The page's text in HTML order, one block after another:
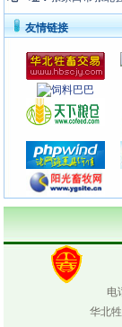
【视频 教学】：坝
【视频 教学】：养羊
【视频 教学】：马
【视频 教学】：怎么
【视频 教学】：如
【视频 教学】：农
【视频 教学】：养
【视频 教学】：绵
【视频 教学】：牛蹄
【视频 教学】：如何
【视频 教学】：牛蹄
【视频 教学】：要
【视频 教学】：奶
友情链接
电
华北